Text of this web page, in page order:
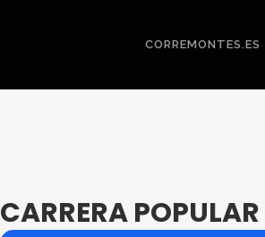
CORREMONTES.ES
CARRERA